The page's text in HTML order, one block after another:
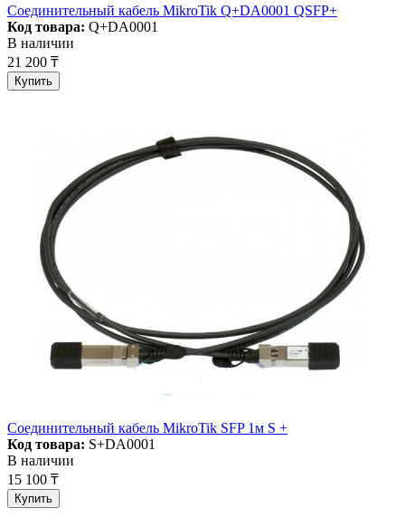
Соединительный кабель MikroTik Q+DA0001 QSFP+
Код товара: Q+DA0001
В наличии
21 200 ₸
Купить
Соединительный кабель MikroTik SFP 1м S +
Код товара: S+DA0001
В наличии
15 100 ₸
Купить